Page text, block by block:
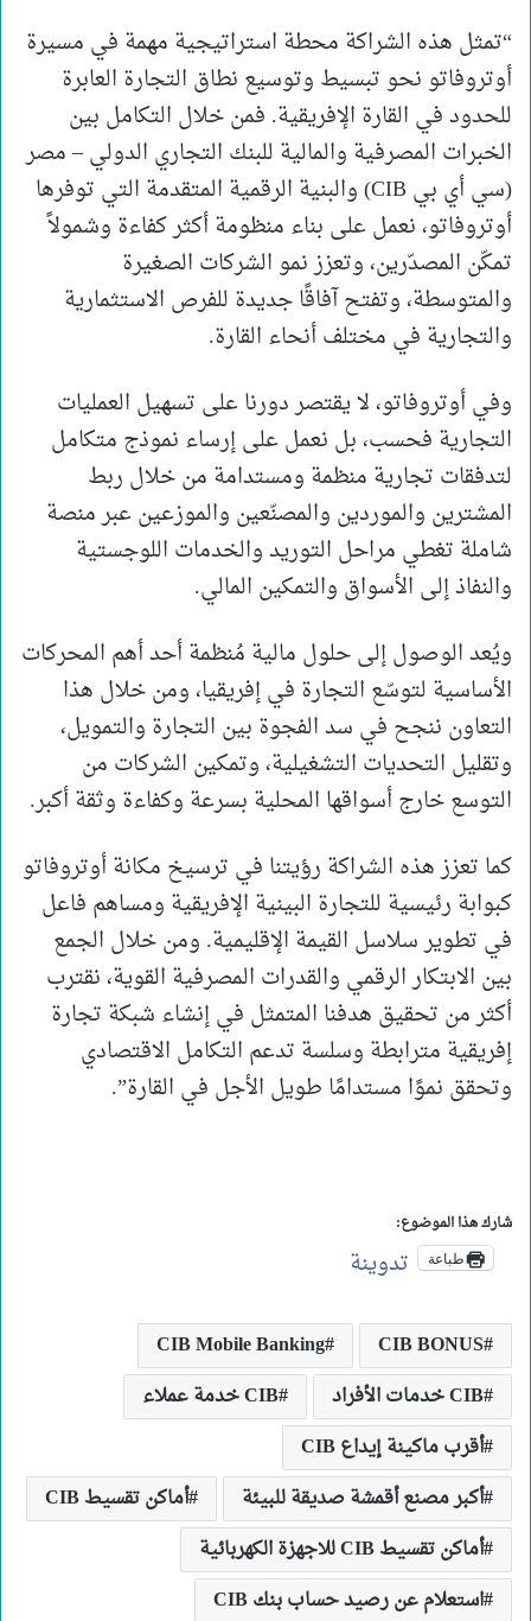
“تمثل هذه الشراكة محطة استراتيجية مهمة في مسيرة
أوتروفاتو نحو تبسيط وتوسيع نطاق التجارة العابرة
للحدود في القارة الإفريقية. فمن خلال التكامل بين
الخبرات المصرفية والمالية للبنك التجاري الدولي – مصر
(سي أي بي CIB) والبنية الرقمية المتقدمة التي توفرها
أوتروفاتو، نعمل على بناء منظومة أكثر كفاءة وشمولاً
تمكّن المصدّرين، وتعزز نمو الشركات الصغيرة
والمتوسطة، وتفتح آفاقًا جديدة للفرص الاستثمارية
والتجارية في مختلف أنحاء القارة.
وفي أوتروفاتو، لا يقتصر دورنا على تسهيل العمليات
التجارية فحسب، بل نعمل على إرساء نموذج متكامل
لتدفقات تجارية منظمة ومستدامة من خلال ربط
المشترين والموردين والمصنّعين والموزعين عبر منصة
شاملة تغطي مراحل التوريد والخدمات اللوجستية
والنفاذ إلى الأسواق والتمكين المالي.
ويُعد الوصول إلى حلول مالية مُنظمة أحد أهم المحركات
الأساسية لتوسّع التجارة في إفريقيا، ومن خلال هذا
التعاون ننجح في سد الفجوة بين التجارة والتمويل،
وتقليل التحديات التشغيلية، وتمكين الشركات من
التوسع خارج أسواقها المحلية بسرعة وكفاءة وثقة أكبر.
كما تعزز هذه الشراكة رؤيتنا في ترسيخ مكانة أوتروفاتو
كبوابة رئيسية للتجارة البينية الإفريقية ومساهم فاعل
في تطوير سلاسل القيمة الإقليمية. ومن خلال الجمع
بين الابتكار الرقمي والقدرات المصرفية القوية، نقترب
أكثر من تحقيق هدفنا المتمثل في إنشاء شبكة تجارة
إفريقية مترابطة وسلسة تدعم التكامل الاقتصادي
وتحقق نموًا مستدامًا طويل الأجل في القارة”.
شارك هذا الموضوع:
طباعة تدوينة
CIB BONUS
CIB Mobile Banking
CIB خدمات الأفراد
CIB خدمة عملاء
أقرب ماكينة إيداع CIB
أكبر مصنع أقمشة صديقة للبيئة
أماكن تقسيط CIB
أماكن تقسيط CIB للاجهزة الكهربائية
استعلام عن رصيد حساب بنك CIB